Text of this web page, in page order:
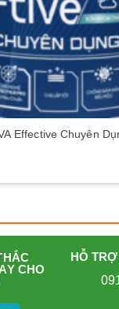
Effective Chuyên
CHO
HỖ